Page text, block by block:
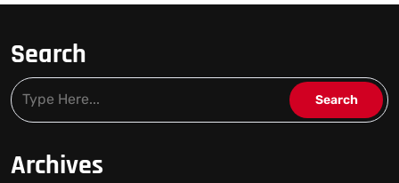
Search
Archives